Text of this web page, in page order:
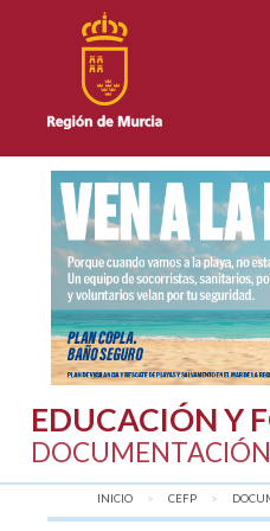
EDUCACIÓN Y
DOCUMENTACIÓN
INICIO CEFP